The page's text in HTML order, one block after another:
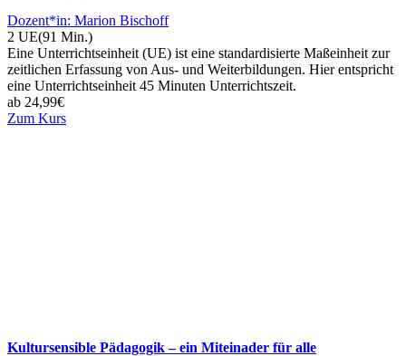
Dozent*in: Marion Bischoff
2 UE(91 Min.)
Eine Unterrichtseinheit (UE) ist eine standardisierte Maßeinheit zur
zeitlichen Erfassung von Aus- und Weiterbildungen. Hier entspricht
eine Unterrichtseinheit 45 Minuten Unterrichtszeit.
ab 24,99€
Zum Kurs
Kultursensible Pädagogik – ein Miteinader für alle